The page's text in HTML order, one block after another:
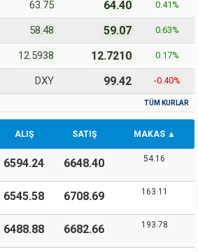
63.75 64.40 0.41 %
58.48 59.07 0.63%
12.5938 12.7210 0.17%
DXY 99.42 -0.40%
TÜM KURLAR
ALIŞ SATIŞ MAKAS
6594.24 6648.40 54.16
6545.58 6708.69 163.11
6488.88 6682.66 193.78